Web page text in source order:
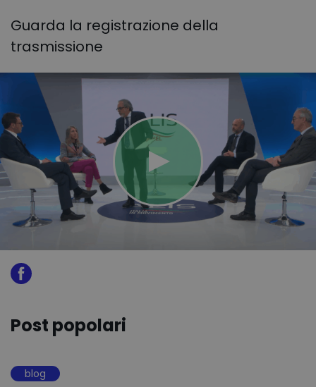
Guarda la registrazione della
trasmissione
Post popolari
blog